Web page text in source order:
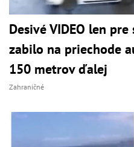
Desivé VIDEO len
zabilo na priechode
150 metrov ďalej
Zahraničné